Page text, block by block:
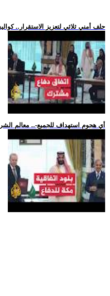
.. حلف أمني ثلاثي لتعزيز الاستقرار..
.. -أي هجوم استهداف للجميع-.. معالم